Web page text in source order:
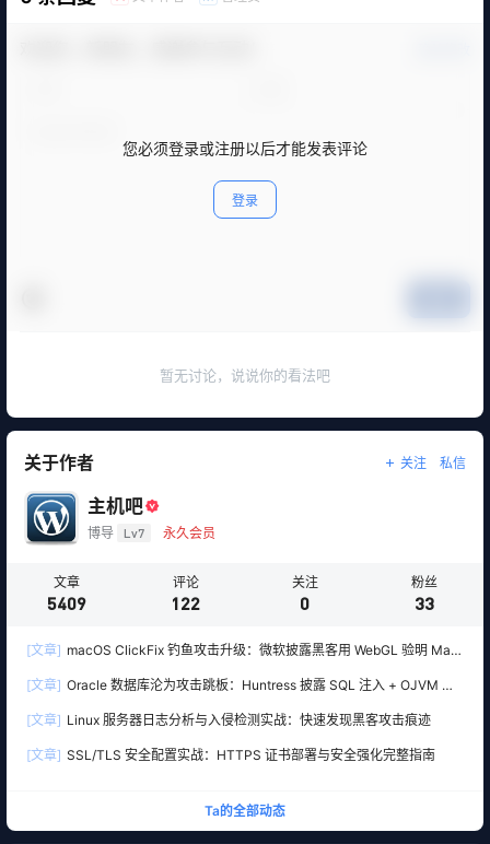
您必须登录或注册以后才能发表评论
登录
暂无讨论，说说你的看法吧
关于作者 关注 私信
主机吧
博导 Lv7 永久会员
文章
5409
评论
122
关注
0
粉丝
33
[文章] macOS ClickFix 钓鱼攻击升级：微软披露黑客用 WebGL 验明 Mac
[文章] Oracle 数据库沦为攻击跳板：Huntress 披露 SQL 注入 + OJVM 入
[文章] Linux 服务器日志分析与入侵检测实战：快速发现黑客攻击痕迹
[文章] SSL/TLS 安全配置实战：HTTPS 证书部署与安全强化完整指南
Ta的全部动态